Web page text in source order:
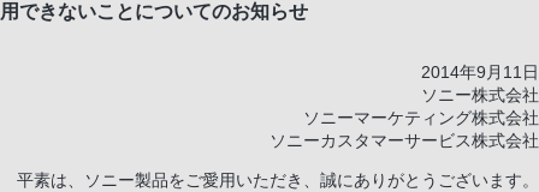
用できないことについてのお知らせ
2014年9月11日
ソニー株式会社
ソニーマーケティング株式会社
ソニーカスタマーサービス株式会社
平素は、ソニー製品をご愛用いただき、誠にありがとうございます。